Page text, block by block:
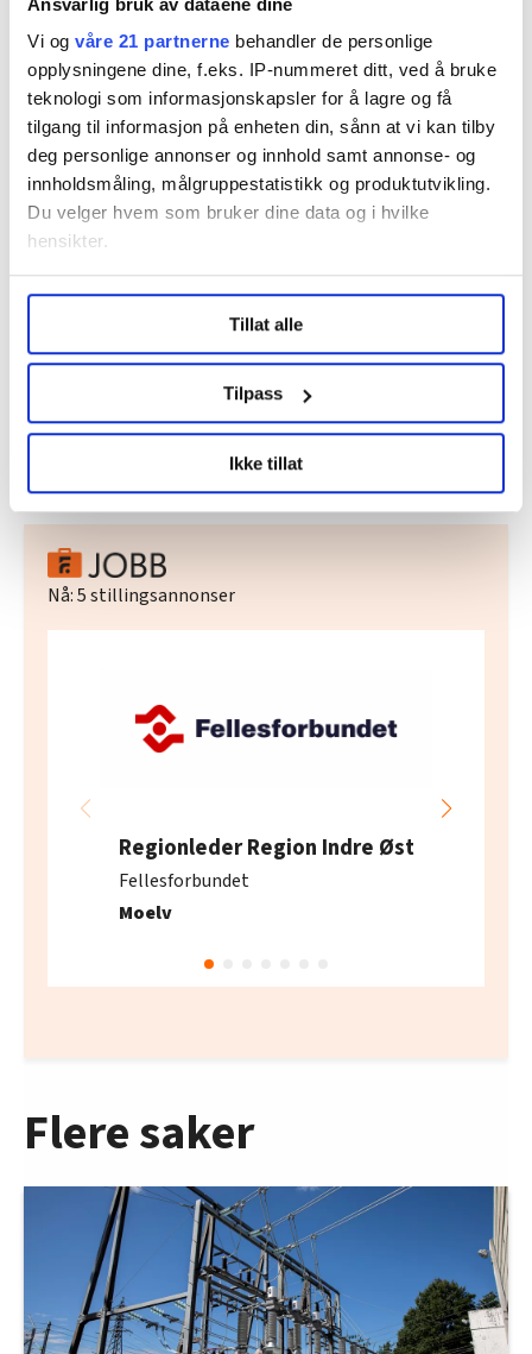
Vi og våre 21 partnerne behandler de personlige
opplysningene dine, f.eks. IP-nummeret ditt, ved å bruke
teknologi som informasjonskapsler for å lagre og få
tilgang til informasjon på enheten din, sånn at vi kan tilby
deg personlige annonser og innhold samt annonse- og
innholdsmåling, målgruppestatistikk og produktutvikling.
Du velger hvem som bruker dine data og i hvilke
hensikter.
Undermer infokan du lese om hvordan dine personlige
data behandles og hvordan du kan velge hvordan de skal
brukes. Du kan hele tiden endre eller trekke tilbake ditt
samtykke fra erklæringen om informasjonskapsler.
LO Medias publikasjoner frifagbevegelse.no, hk-nytt.no
og fontene.no bruker informasjonskapsler (cookies) for å
lære hvordan våre nettsider blir brukt slik at vi tilby
relevant innhold, tilpassede annonser og utarbeide
statistikk.
Vi deler bare informasjon om hvordan du bruker
nettstedet med LO Medias egne samarbeidspartnere
Tillat alle
Tilpass
Ikke tillat
Det er tradisjon her for at folk har
vært lenge i jobbene sine, men nå
ser vi en økende turnover.
Eirik Stenhaug, tidligere leder av NTL-foreningen
Denne artikkelen er
Nå:5stillingsannonser
Regionleder Region Indre Øst
Fellesforbundet
Moelv
Flere saker